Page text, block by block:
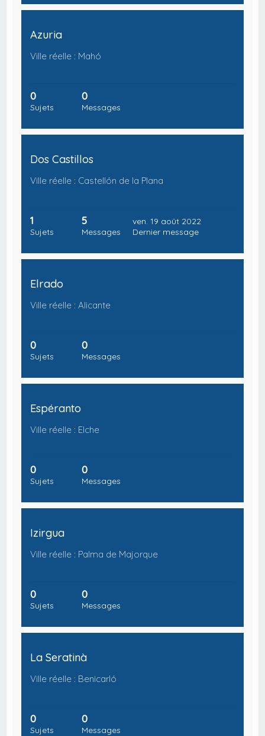
Azuria
Ville réelle : Mahó
0
Sujets
0
Messages
Dos Castillos
Ville réelle : Castellón de la Plana
1
Sujets
5
Messages
ven. 19 août 2022
Dernier message
Elrado
Ville réelle : Alicante
0
Sujets
0
Messages
Espéranto
Ville réelle : Elche
0
Sujets
0
Messages
Izirgua
Ville réelle : Palma de Majorque
0
Sujets
0
Messages
La Seratinà
Ville réelle : Benicarló
0
Sujets
0
Messages